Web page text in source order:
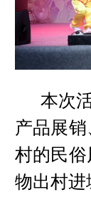
本次
产品展
村的民
物出村进